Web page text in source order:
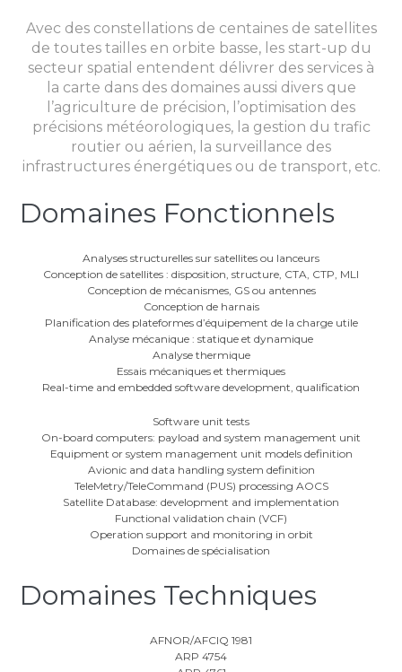
Avec des constellations de centaines de satellites
de toutes tailles en orbite basse, les start-up du
secteur spatial entendent délivrer des services à
la carte dans des domaines aussi divers que
l’agriculture de précision, l’optimisation des
précisions météorologiques, la gestion du trafic
routier ou aérien, la surveillance des
infrastructures énergétiques ou de transport, etc.
Domaines Fonctionnels​
Analyses structurelles sur satellites ou lanceurs
Conception de satellites : disposition, structure, CTA, CTP, MLI
Conception de mécanismes, GS ou antennes
Conception de harnais
Planification des plateformes d’équipement de la charge utile
Analyse mécanique : statique et dynamique
Analyse thermique
Essais mécaniques et thermiques
Real-time and embedded software development, qualification
Software unit tests
On-board computers: payload and system management unit
Equipment or system management unit models definition
Avionic and data handling system definition
TeleMetry/TeleCommand (PUS) processing AOCS
Satellite Database: development and implementation
Functional validation chain (VCF)
Operation support and monitoring in orbit
Domaines de spécialisation
Domaines Techniques​
AFNOR/AFCIQ 1981
ARP 4754